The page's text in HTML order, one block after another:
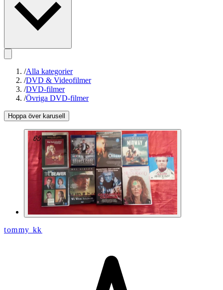
/Alla kategorier
/DVD & Videofilmer
/DVD-filmer
/Övriga DVD-filmer
Hoppa över karusell
tommy kk